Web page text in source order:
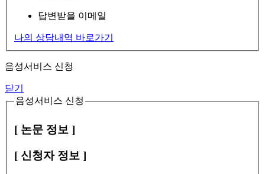
답변받을 이메일
나의 상담내역 바로가기
음성서비스 신청
닫기
음성서비스 신청
[ 논문 정보 ]
[ 신청자 정보 ]